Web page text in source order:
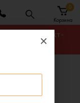
Корзина
0
оправу в Санкт-